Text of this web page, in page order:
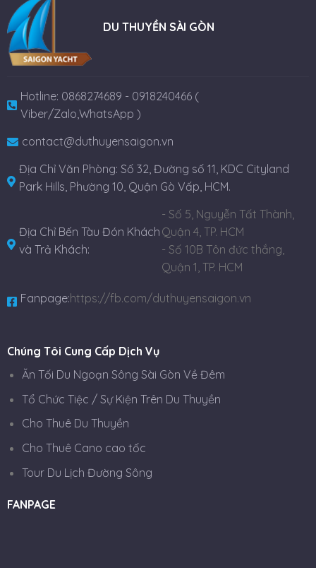
DU THUYỀN SÀI GÒN
Hotline: 0868274689 - 0918240466 (
Viber/Zalo,WhatsApp )
contact@duthuyensaigon.vn
Địa Chỉ Văn Phòng: Số 32, Đường số 11, KDC Cityland
Park Hills, Phường 10, Quận Gò Vấp, HCM.
Địa Chỉ Bến Tàu Đón Khách
và Trả Khách:
- Số 5, Nguyễn Tất Thành,
Quận 4, TP. HCM
- Số 10B Tôn đức thắng,
Quận 1, TP. HCM
Fanpage:https://fb.com/duthuyensaigon.vn
Chúng Tôi Cung Cấp Dịch Vụ
Ăn Tối Du Ngoạn Sông Sài Gòn Về Đêm
Tổ Chức Tiệc / Sự Kiện Trên Du Thuyền
Cho Thuê Du Thuyền
Cho Thuê Cano cao tốc
Tour Du Lịch Đường Sông
FANPAGE